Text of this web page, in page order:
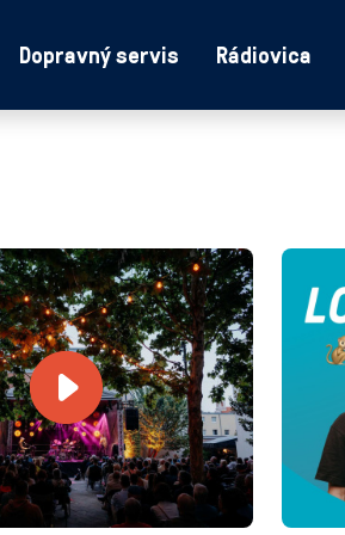
Dopravný servis Rádiovica